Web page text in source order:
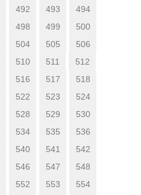
492 493
494
498 499
500
504 505
506
510 511
512
516 517
518
522 523
524
528 529
530
534 535
536
540 541
542
546 547
548
552 553
554